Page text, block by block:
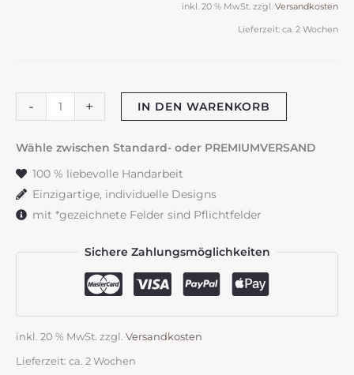
inkl. 20 % MwSt. zzgl. Versandkosten
Lieferzeit: ca. 2 Wochen
-
mit
Beton
20x10
cm
+ IN DEN WARENKORB
Wähle zwischen Standard- oder PREMIUMVERSAND
100 % liebevolle Handarbeit
Einzigartige, individuelle Designs
mit *gezeichnete Felder sind Pflichtfelder
Sichere Zahlungsmöglichkeiten
inkl. 20 % MwSt. zzgl. Versandkosten
Lieferzeit: ca. 2 Wochen